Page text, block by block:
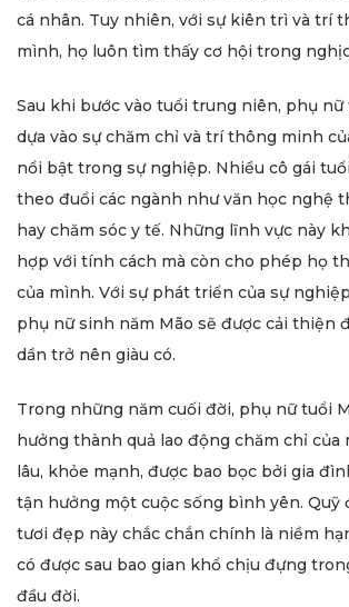
cá nhân. Tuy nhiên, với sự kiên trì và trí
mình, họ luôn tìm thấy cơ hội trong
Sau khi bước vào tuổi trung niên, phụ
dựa vào sự chăm chỉ và trí thông minh
nổi bật trong sự nghiệp. Nhiều cô gái
theo đuổi các ngành như văn học nghệ
hay chăm sóc y tế. Những lĩnh vực này
hợp với tính cách mà còn cho phép họ
của mình. Với sự phát triển của sự
phụ nữ sinh năm Mão sẽ được cải thiện
dần trở nên giàu có.
Trong những năm cuối đời, phụ nữ tuổi
hưởng thành quả lao động chăm chỉ của
lâu, khỏe mạnh, được bao bọc bởi gia
tận hưởng một cuộc sống bình yên. Quỹ
tươi đẹp này chắc chắn chính là niềm
có được sau bao gian khổ chịu đựng
đầu đời.